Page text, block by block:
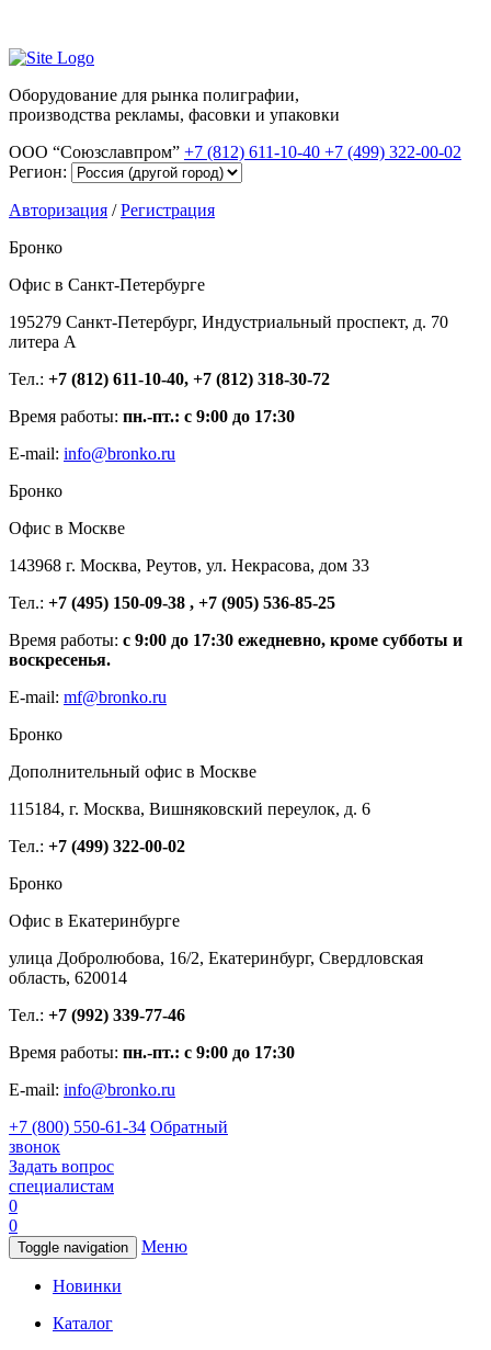
Оборудование для рынка полиграфии,
производства рекламы, фасовки и упаковки
ООО “Союзславпром” +7 (812) 611-10-40 +7 (499) 322-00-02
Регион:
Авторизация /Регистрация
Бронко
Офис в Санкт-Петербурге
195279 Санкт-Петербург, Индустриальный проспект, д. 70
литера А
Тел.: +7 (812) 611-10-40, +7 (812) 318-30-72
Время работы: пн.-пт.: с 9:00 до 17:30
E-mail: info@bronko.ru
Бронко
Офис в Москве
143968 г. Москва, Реутов, ул. Некрасова, дом 33
Тел.: +7 (495) 150-09-38 , +7 (905) 536-85-25
Время работы: с 9:00 до 17:30 ежедневно, кроме субботы и
воскресенья.
E-mail: mf@bronko.ru
Бронко
Дополнительный офис в Москве
115184, г. Москва, Вишняковский переулок, д. 6
Тел.: +7 (499) 322-00-02
Бронко
Офис в Екатеринбурге
улица Добролюбова, 16/2, Екатеринбург, Свердловская
область, 620014
Тел.: +7 (992) 339-77-46
Время работы: пн.-пт.: с 9:00 до 17:30
E-mail: info@bronko.ru
+7 (800) 550-61-34 Обратный
звонок
Задать вопрос
специалистам
0
0
Toggle navigation Меню
Новинки
Каталог